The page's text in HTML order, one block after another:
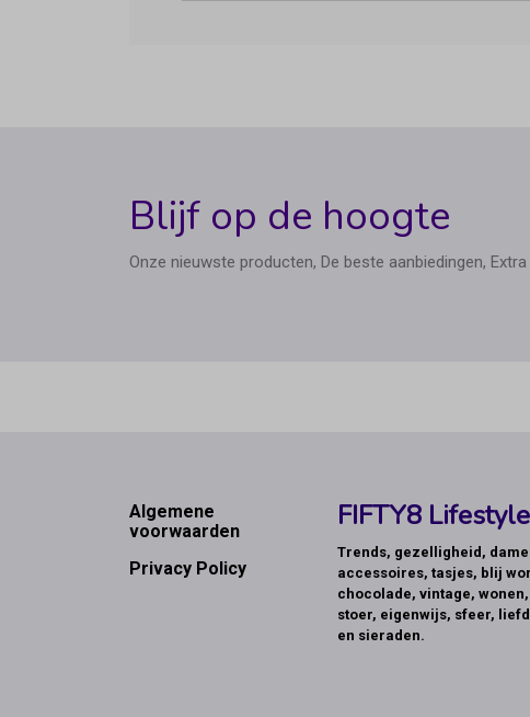
Blijf op de hoogte
Onze nieuwste producten, De beste aanbiedingen,
Footer
Algemene
voorwaarden
Privacy Policy
FIFTY8
Trends, gezelligheid,
accessoires, tasjes, blij
chocolade, vintage,
stoer, eigenwijs, sfeer,
en sieraden.